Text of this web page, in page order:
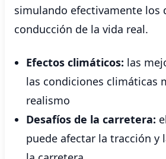
simulando efectivamente los
conducción de la vida real.
Efectos climáticos: las
las condiciones climáticas
realismo
Desafíos de la carretera:
puede afectar la tracción y